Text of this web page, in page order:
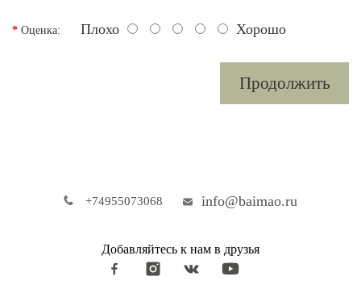
Оценка: Плохо Хорошо
Продолжить
+74955073068 info@baimao.ru
Добавляйтесь к нам в друзья